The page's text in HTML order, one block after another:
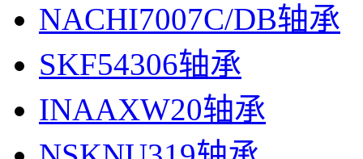
NACHI7007C/DB轴承
SKF54306轴承
INAAXW20轴承